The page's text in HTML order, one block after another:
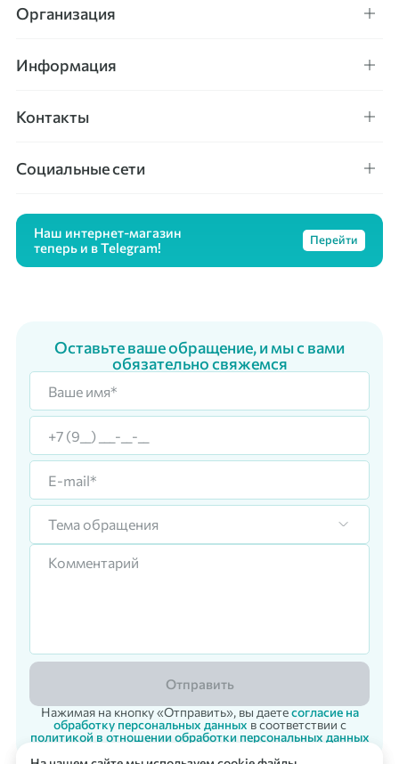
Организация
Информация
Контакты
Социальные сети
Наш интернет-магазин
теперь и в Telegram!
Перейти
Оставьте ваше обращение, и мы с вами
обязательно свяжемся
Тема обращения
Отправить
Нажимая на кнопку «Отправить», вы даетесогласие на
обработку персональных данных в соответствии с
политикой в отношении обработки персональных данных